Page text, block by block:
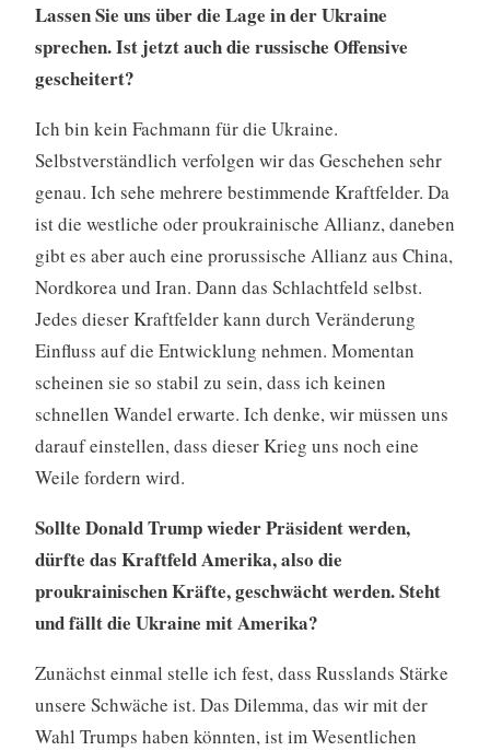
Lassen Sie uns über die Lage in der Ukraine
sprechen. Ist jetzt auch die russische Offensive
gescheitert?
Ich bin kein Fachmann für die Ukraine.
Selbstverständlich verfolgen wir das Geschehen sehr
genau. Ich sehe mehrere bestimmende Kraftfelder. Da
ist die westliche oder proukrainische Allianz, daneben
gibt es aber auch eine prorussische Allianz aus China,
Nordkorea und Iran. Dann das Schlachtfeld selbst.
Jedes dieser Kraftfelder kann durch Veränderung
Einfluss auf die Entwicklung nehmen. Momentan
scheinen sie so stabil zu sein, dass ich keinen
schnellen Wandel erwarte. Ich denke, wir müssen uns
darauf einstellen, dass dieser Krieg uns noch eine
Weile fordern wird.
Sollte Donald Trump wieder Präsident werden,
dürfte das Kraftfeld Amerika, also die
proukrainischen Kräfte, geschwächt werden. Steht
und fällt die Ukraine mit Amerika?
Zunächst einmal stelle ich fest, dass Russlands Stärke
unsere Schwäche ist. Das Dilemma, das wir mit der
Wahl Trumps haben könnten, ist im Wesentlichen